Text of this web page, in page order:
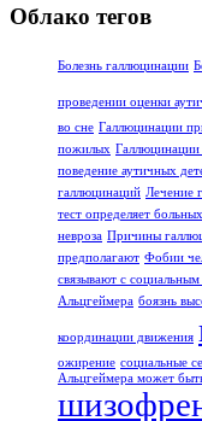
Облако тегов
Болезнь галлюцинации
проведении оценки
во сне Галлюцинации
пожилых Галлюцинации
поведение аутичных
галлюцинаций Лечение
тест определяет
невроза Причины
предполагают Фобии
связывают с
Альцгеймера боязнь
координации движения
ожирение социальные
Альцгеймера может